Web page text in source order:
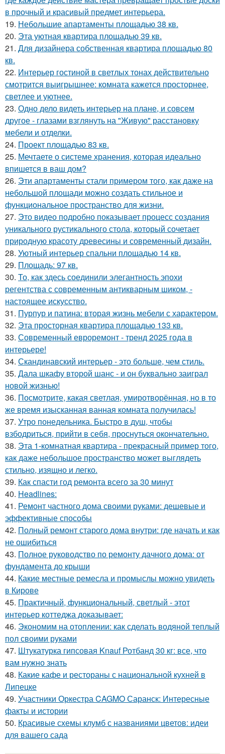
в прочный и красивый предмет интерьера.
19. Небольшие апартаменты площадью 38 кв.
20. Эта уютная квартира площадью 39 кв.
21. Для дизайнера собственная квартира площадью 80
кв.
22. Интерьер гостиной в светлых тонах действительно
смотрится выигрышнее: комната кажется просторнее,
светлее и уютнее.
23. Одно дело видеть интерьер на плане, и совсем
другое - глазами взглянуть на "Живую" расстановку
мебели и отделки.
24. Проект площадью 83 кв.
25. Мечтаете о системе хранения, которая идеально
впишется в ваш дом?
26. Эти апартаменты стали примером того, как даже на
небольшой площади можно создать стильное и
функциональное пространство для жизни.
27. Это видео подробно показывает процесс создания
уникального рустикального стола, который сочетает
природную красоту древесины и современный дизайн.
28. Уютный интерьер спальни площадью 14 кв.
29. Площадь: 97 кв.
30. То, как здесь соединили элегантность эпохи
регентства с современным антикварным шиком, -
настоящее искусство.
31. Пурпур и патина: вторая жизнь мебели с характером.
32. Эта просторная квартира площадью 133 кв.
33. Современный евроремонт - тренд 2025 года в
интерьере!
34. Скандинавский интерьер - это больше, чем стиль.
35. Дала шкафу второй шанс - и он буквально заиграл
новой жизнью!
36. Посмотрите, какая светлая, умиротворённая, но в то
же время изысканная ванная комната получилась!
37. Утро понедельника. Быстро в душ, чтобы
взбодриться, прийти в себя, проснуться окончательно.
38. Эта 1-комнатная квартира - прекрасный пример того,
как даже небольшое пространство может выглядеть
стильно, изящно и легко.
39. Как спасти год ремонта всего за 30 минут
40. Headlines:
41. Ремонт частного дома своими руками: дешевые и
эффективные способы
42. Полный ремонт старого дома внутри: где начать и как
не ошибиться
43. Полное руководство по ремонту дачного дома: от
фундамента до крыши
44. Какие местные ремесла и промыслы можно увидеть
в Кирове
45. Практичный, функциональный, светлый - этот
интерьер коттеджа доказывает:
46. Экономим на отоплении: как сделать водяной теплый
пол своими руками
47. Штукатурка гипсовая Knauf Ротбанд 30 кг: все, что
вам нужно знать
48. Какие кафе и рестораны с национальной кухней в
Липецке
49. Участники Оркестра CAGMO Саранск: Интересные
факты и истории
50. Красивые схемы клумб с названиями цветов: идеи
для вашего сада